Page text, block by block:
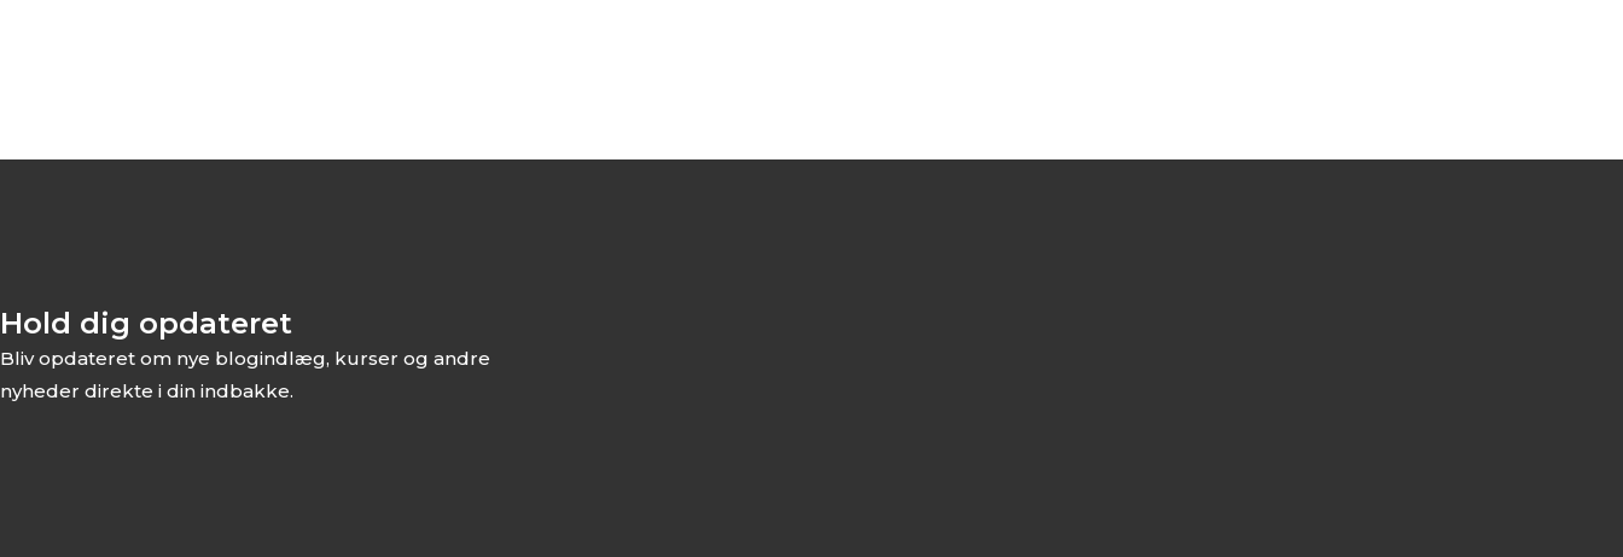
Hold dig opdateret
Bliv opdateret om nye blogindlæg, kurser og andre
nyheder direkte i din indbakke.